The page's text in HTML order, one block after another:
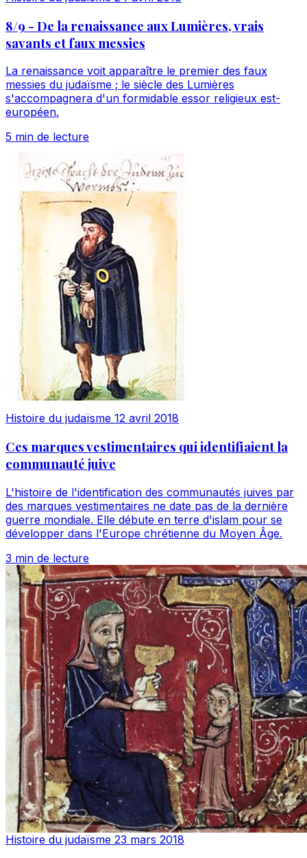
8/9 - De la renaissance aux Lumières, vrais
savants et faux messies
La renaissance voit apparaître le premier des faux
messies du judaïsme ; le siècle des Lumières
s'accompagnera d'un formidable essor religieux est-
européen.
5 min de lecture
Histoire du judaïsme 12 avril 2018
Ces marques vestimentaires qui identifiaient la
communauté juive
L'histoire de l'identification des communautés juives par
des marques vestimentaires ne date pas de la dernière
guerre mondiale. Elle débute en terre d'islam pour se
développer dans l'Europe chrétienne du Moyen Âge.
3 min de lecture
Histoire du judaïsme 23 mars 2018